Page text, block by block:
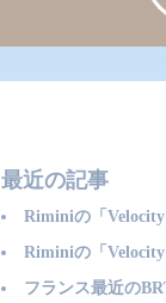
最近の記事
Riminiの「Velocity
Riminiの「Velocity
フランス最近の